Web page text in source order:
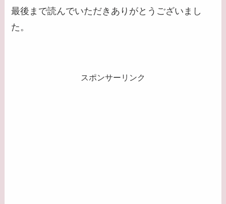
最後まで読んでいただきありがとうございまし
た。
スポンサーリンク